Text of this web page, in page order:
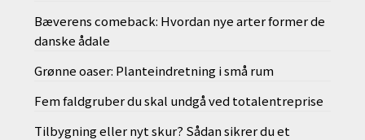
Bæverens comeback: Hvordan nye arter former de
danske ådale
Grønne oaser: Planteindretning i små rum
Fem faldgruber du skal undgå ved totalentreprise
Tilbygning eller nyt skur? Sådan sikrer du et